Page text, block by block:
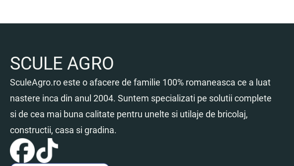
SCULE AGRO
SculeAgro.ro este o afacere de familie 100% romaneasca ce a luat
nastere inca din anul 2004. Suntem specializati pe solutii complete
si de cea mai buna calitate pentru unelte si utilaje de bricolaj,
constructii, casa si gradina.